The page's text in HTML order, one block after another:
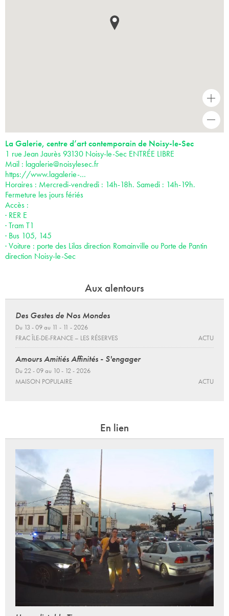
+
La Galerie, centre d’art contemporain de Noisy-le-Sec
1 rue Jean Jaurès 93130 Noisy-le-Sec ENTRÉE LIBRE
Mail : lagalerie@noisylesec.fr
https://www.lagalerie-…
Horaires : Mercredi-vendredi : 14h-18h. Samedi : 14h-19h.
Fermeture les jours fériés
Accès :
· RER E
· Tram T1
· Bus 105, 145
· Voiture : porte des Lilas direction Romainville ou Porte de Pantin
direction Noisy-le-Sec
Aux alentours
Des Gestes de Nos Mondes
Du 13 - 09 au 11 - 11 - 2026
FRAC ÎLE-DE-FRANCE – LES RÉSERVES
ACTU
Amours Amitiés Affinités - S'engager
Du 22 - 09 au 10 - 12 - 2026
MAISON POPULAIRE
ACTU
En lien